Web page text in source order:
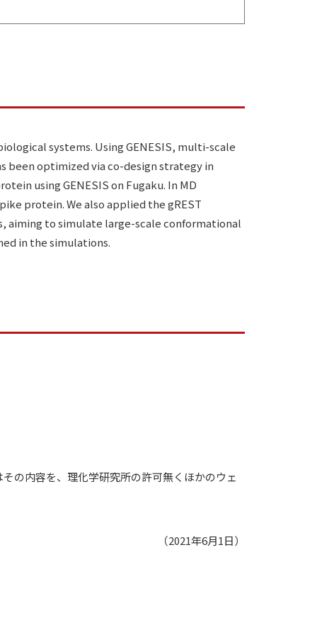
systems. Using GENESIS, multi-scale
been optimized via co-design strategy in
using GENESIS on Fugaku. In MD
protein. We also applied the gREST
aiming to simulate large-scale conformational
in the simulations.
の内容を、理化学研究所の許可無くほかのウェ
（2021年6月1日）